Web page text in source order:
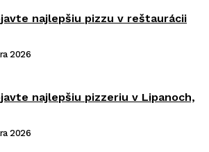
najlepšiu pizzu v reštaurácii
2026
najlepšiu pizzeriu v Lipanoch,
2026